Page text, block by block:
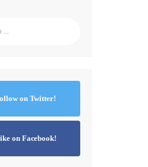
on Twitter!
on Facebook!